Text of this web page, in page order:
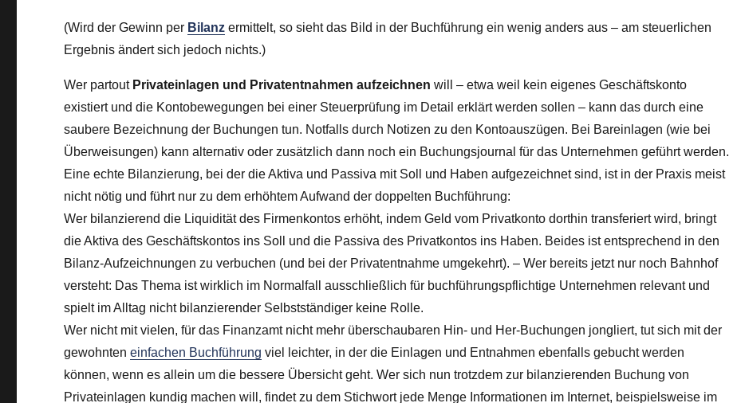
(Wird der Gewinn per Bilanz ermittelt, so sieht das Bild in der Buchführung ein wenig anders aus – am steuerlichen
Ergebnis ändert sich jedoch nichts.)
Wer partout Privateinlagen und Privatentnahmen aufzeichnen will – etwa weil kein eigenes Geschäftskonto
existiert und die Kontobewegungen bei einer Steuerprüfung im Detail erklärt werden sollen – kann das durch eine
saubere Bezeichnung der Buchungen tun. Notfalls durch Notizen zu den Kontoauszügen. Bei Bareinlagen (wie bei
Überweisungen) kann alternativ oder zusätzlich dann noch ein Buchungsjournal für das Unternehmen geführt werden.
Eine echte Bilanzierung, bei der die Aktiva und Passiva mit Soll und Haben aufgezeichnet sind, ist in der Praxis meist
nicht nötig und führt nur zu dem erhöhtem Aufwand der doppelten Buchführung:
Wer bilanzierend die Liquidität des Firmenkontos erhöht, indem Geld vom Privatkonto dorthin transferiert wird, bringt
die Aktiva des Geschäftskontos ins Soll und die Passiva des Privatkontos ins Haben. Beides ist entsprechend in den
Bilanz-Aufzeichnungen zu verbuchen (und bei der Privatentnahme umgekehrt). – Wer bereits jetzt nur noch Bahnhof
versteht: Das Thema ist wirklich im Normalfall ausschließlich für buchführungspflichtige Unternehmen relevant und
spielt im Alltag nicht bilanzierender Selbstständiger keine Rolle.
Wer nicht mit vielen, für das Finanzamt nicht mehr überschaubaren Hin- und Her-Buchungen jongliert, tut sich mit der
gewohnteneinfachen Buchführung viel leichter, in der die Einlagen und Entnahmen ebenfalls gebucht werden
können, wenn es allein um die bessere Übersicht geht. Wer sich nun trotzdem zur bilanzierenden Buchung von
Privateinlagen kundig machen will, findet zu dem Stichwort jede Menge Informationen im Internet, beispielsweise im